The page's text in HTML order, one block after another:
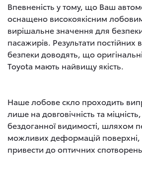
Впевненість у тому, що Ваш
оснащено високоякісним
вирішальне значення для
пасажирів. Результати постійних
безпеки доводять, що
Toyota мають найвищу якість.
Наше лобове скло проходить
лише на довговічність та
бездоганної видимості, шляхом
можливих деформацій поверхні,
привести до оптичних